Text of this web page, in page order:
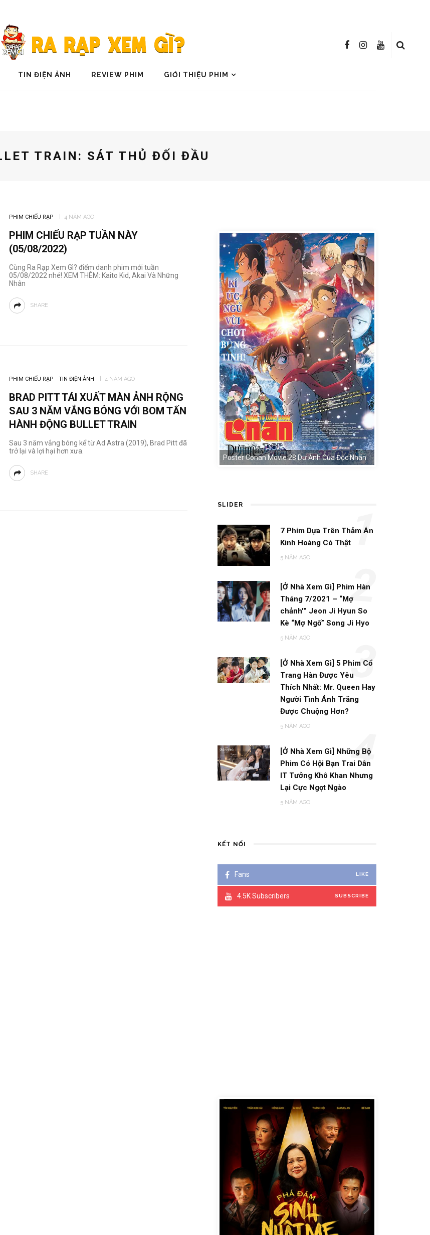
TIN ĐIỆN ẢNH REVIEW PHIM GIỚI THIỆU PHIM
TRAIN: SÁT THỦ ĐỐI ĐẦU
PHIM CHIẾU RẠP 4 NĂM AGO
PHIM CHIẾU RẠP TUẦN NÀY
(05/08/2022)
Cùng Ra Rạp Xem Gì? điểm danh phim mới tuần
05/08/2022 nhé! XEM THÊM: Kaito Kid, Akai Và Những
Nhân
SHARE
PHIM CHIẾU RẠP TIN ĐIỆN ẢNH 4 NĂM AGO
BRAD PITT TÁI XUẤT MÀN ẢNH RỘNG
SAU 3 NĂM VẮNG BÓNG VỚI BOM TẤN
HÀNH ĐỘNG BULLET TRAIN
Sau 3 năm vắng bóng kể từ Ad Astra (2019), Brad Pitt đã
trở lại và lợi hại hơn xưa.
SHARE
Poster Conan Movie 28 Dư Ảnh Của Độc Nhãn
SLIDER
7 Phim Dựa Trên Thảm Án
Kinh Hoàng Có Thật
5 NĂM AGO
1
[Ở Nhà Xem Gì] Phim Hàn
Tháng 7/2021 – “Mợ
chảnh'” Jeon Ji Hyun So
Kè “Mợ Ngố” Song Ji Hyo
5 NĂM AGO
2
[Ở Nhà Xem Gì] 5 Phim Cổ
Trang Hàn Được Yêu
Thích Nhất: Mr. Queen Hay
Người Tình Ánh Trăng
Được Chuộng Hơn?
5 NĂM AGO
3
[Ở Nhà Xem Gì] Những Bộ
Phim Có Hội Bạn Trai Dân
IT Tưởng Khô Khan Nhưng
Lại Cực Ngọt Ngào
5 NĂM AGO
4
KẾT NỐI
Fans LIKE
4.5K Subscribers SUBSCRIBE